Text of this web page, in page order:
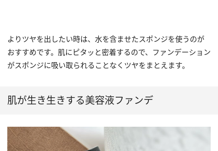
よりツヤを出したい時は、水を含ませたスポンジを使うのが
おすすめです。肌にピタッと密着するので、ファンデーション
がスポンジに吸い取られることなくツヤをまとえます。
肌が生き生きする美容液ファンデ